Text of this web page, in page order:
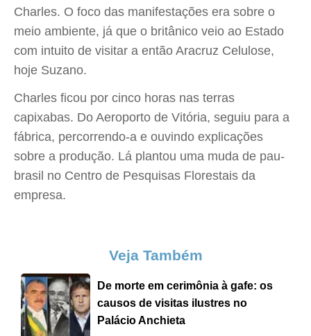
Charles. O foco das manifestações era sobre o
meio ambiente, já que o britânico veio ao Estado
com intuito de visitar a então Aracruz Celulose,
hoje Suzano.
Charles ficou por cinco horas nas terras
capixabas. Do Aeroporto de Vitória, seguiu para a
fábrica, percorrendo-a e ouvindo explicações
sobre a produção. Lá plantou uma muda de pau-
brasil no Centro de Pesquisas Florestais da
empresa.
Veja Também
De morte em cerimônia à gafe: os
causos de visitas ilustres no
Palácio Anchieta